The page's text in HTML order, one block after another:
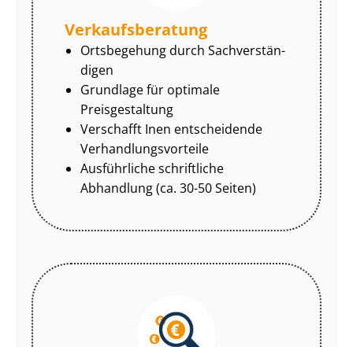
Ver­kaufs­be­ra­tung
Ortsbegehung durch Sach­ver­stän­
di­gen
Grundlage für optimale
Preisgestaltung
Verschafft Inen entscheidende
Ver­hand­lungs­vor­tei­le
Ausführliche schriftliche
Abhandlung (ca. 30-50 Seiten)